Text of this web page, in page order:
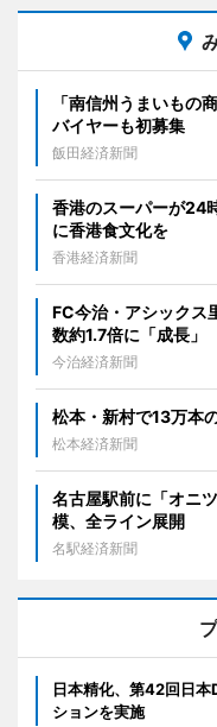
「南信州うまいも
バイヤーも初募集
飯田経済新聞
香港のスーパーが24
に香港食文化を
香港経済新聞
FC今治・アシック
数約1.7倍に「成長」
今治経済新聞
松本・新村で13万本
松本経済新聞
名古屋駅前に「オニ
模、全ライン展開
名駅経済新聞
日本精化、第42回日本
ションを実施